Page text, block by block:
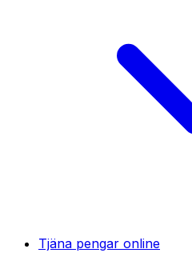
Tjäna pengar online